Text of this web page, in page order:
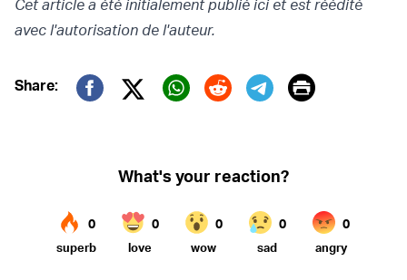
Cet article a été initialement publié ici et est réédité
avec l'autorisation de l'auteur.
Share:
Twitter (X)
Print